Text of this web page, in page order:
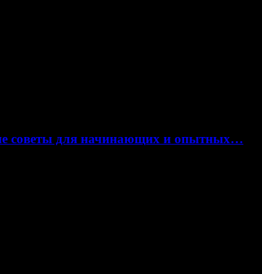
советы для начинающих и опытных…